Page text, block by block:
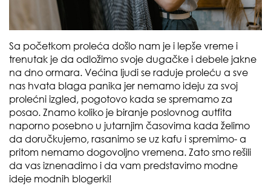
Sa početkom proleća došlo nam je i lepše vreme i
trenutak je da odložimo svoje dugačke i debele jakne
na dno ormara. Većina ljudi se raduje proleću a sve
nas hvata blaga panika jer nemamo ideju za svoj
prolećni izgled, pogotovo kada se spremamo za
posao. Znamo koliko je biranje poslovnog autfita
naporno posebno u jutarnjim časovima kada želimo
da doručkujemo, rasanimo se uz kafu i spremimo- a
pritom nemamo dogovoljno vremena. Zato smo rešili
da vas iznenadimo i da vam predstavimo modne
ideje modnih blogerki!